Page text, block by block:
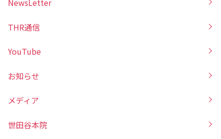
NewsLetter
THR通信
YouTube
お知らせ
メディア
世田谷本院